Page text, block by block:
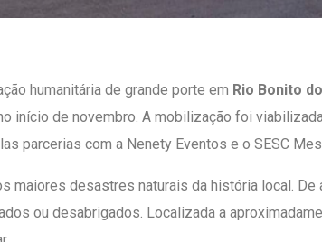
humanitária de grande porte em Rio Bonito
início de novembro. A mobilização foi
parcerias com a Nenety Eventos e o SESC
maiores desastres naturais da história local. De
ou desabrigados. Localizada a